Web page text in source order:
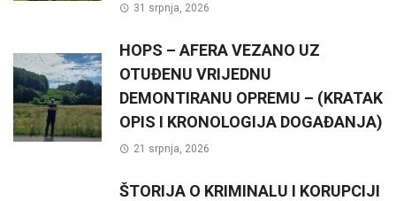
31 srpnja, 2026
HOPS – AFERA VEZANO UZ
OTUĐENU VRIJEDNU
DEMONTIRANU OPREMU – (KRATAK
OPIS I KRONOLOGIJA DOGAĐANJA)
21 srpnja, 2026
ŠTORIJA O KRIMINALU I KORUPCIJI